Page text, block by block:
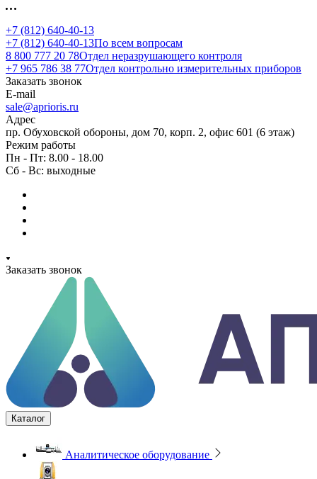
+7 (812) 640-40-13
+7 (812) 640-40-13По всем вопросам
8 800 777 20 78Отдел неразрушающего контроля
+7 965 786 38 77Отдел контрольно измерительных приборов
Заказать звонок
E-mail
sale@aprioris.ru
Адрес
пр. Обуховской обороны, дом 70, корп. 2, офис 601 (6 этаж)
Режим работы
Пн - Пт: 8.00 - 18.00
Сб - Вс: выходные
Заказать звонок
Каталог
Аналитическое оборудование